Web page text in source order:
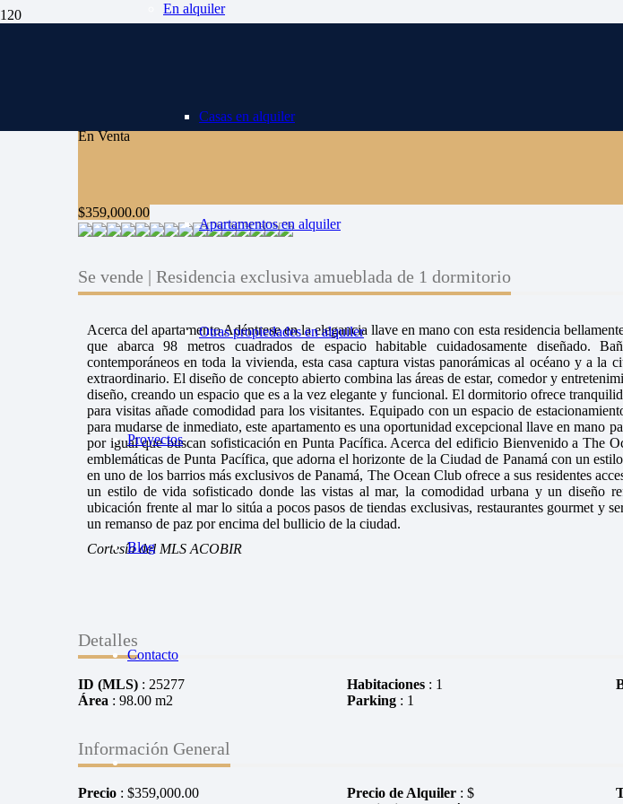
En alquiler
Casas en alquiler
Apartamentos en alquiler
Otras propiedades en alquiler
Proyectos
Blog
Contacto
En Venta
$359,000.00
Se vende | Residencia exclusiva amueblada de 1 dormitorio
Acerca del apartamento Adéntrese en la elegancia llave en mano con esta residencia
que abarca 98 metros cuadrados de espacio habitable cuidadosamente diseñado.
contemporáneos en toda la vivienda, esta casa captura vistas panorámicas al océano y a la
extraordinario. El diseño de concepto abierto combina las áreas de estar, comedor y
diseño, creando un espacio que es a la vez elegante y funcional. El dormitorio ofrece
para visitas añade comodidad para los visitantes. Equipado con un espacio de
para mudarse de inmediato, este apartamento es una oportunidad excepcional llave en mano
por igual que buscan sofisticación en Punta Pacífica. Acerca del edificio Bienvenido a The
emblemáticas de Punta Pacífica, que adorna el horizonte de la Ciudad de Panamá con un
en uno de los barrios más exclusivos de Panamá, The Ocean Club ofrece a sus residentes
un estilo de vida sofisticado donde las vistas al mar, la comodidad urbana y un diseño
ubicación frente al mar lo sitúa a pocos pasos de tiendas exclusivas, restaurantes gourmet y
un remanso de paz por encima del bullicio de la ciudad.
Cortesía del MLS ACOBIR
Detalles
ID (MLS) : 25277 Habitaciones: 1
Área : 98.00 m2 Parking: 1
Información General
Precio : $359,000.00 Precio de Alquiler: $